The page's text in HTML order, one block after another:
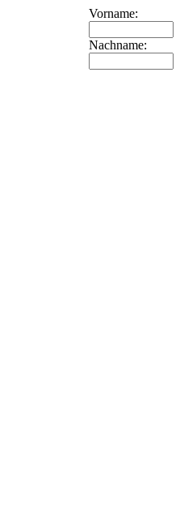
Vorname:
Nachname: